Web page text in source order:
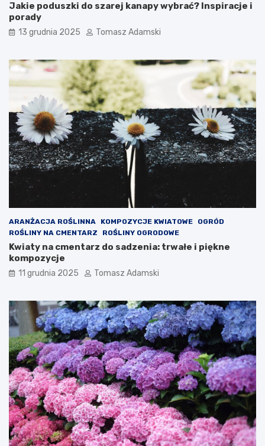
Jakie poduszki do szarej kanapy wybrać? Inspiracje i
porady
13 grudnia 2025 Tomasz Adamski
ARANŻACJA ROŚLINNA KOMPOZYCJE KWIATOWE
OGRÓD
ROŚLINY NA CMENTARZ
ROŚLINY OGRODOWE
Kwiaty na cmentarz do sadzenia: trwałe i piękne
kompozycje
11 grudnia 2025 Tomasz Adamski